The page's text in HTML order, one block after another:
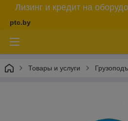
Лизинг и кредит на
ptc.by
Товары и услуги